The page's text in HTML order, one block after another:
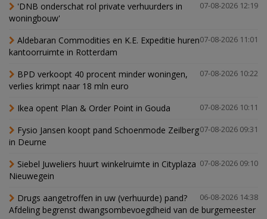
07-08-2026 12:19
'DNB onderschat rol private verhuurders in
woningbouw'
07-08-2026 11:01
Aldebaran Commodities en K.E. Expeditie huren
kantoorruimte in Rotterdam
07-08-2026 10:22
BPD verkoopt 40 procent minder woningen,
verlies krimpt naar 18 mln euro
07-08-2026 10:11
Ikea opent Plan & Order Point in Gouda
07-08-2026 09:31
Fysio Jansen koopt pand Schoenmode Zeilberg
in Deurne
07-08-2026 09:10
Siebel Juweliers huurt winkelruimte in Cityplaza
Nieuwegein
06-08-2026 14:38
Drugs aangetroffen in uw (verhuurde) pand?
Afdeling begrenst dwangsombevoegdheid van de burgemeester